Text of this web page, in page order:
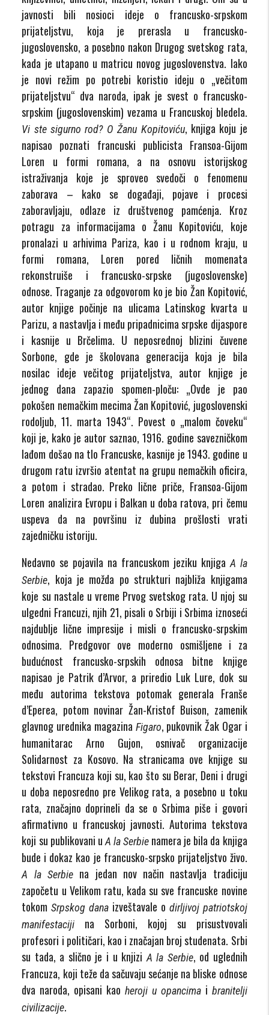
javnosti bili nosioci ideje o francusko-srpskom
prijateljstvu, koja je prerasla u francusko-
jugoslovensko, a posebno nakon Drugog svetskog rata,
kada je utapano u matricu novog jugoslovenstva. Iako
je novi režim po potrebi koristio ideju o „večitom
prijateljstvu“ dva naroda, ipak je svest o francusko-
srpskim (jugoslovenskim) vezama u Francuskoj bledela.
Vi ste sigurno rod? O Žanu Kopitoviću, knjiga koju je
napisao poznati francuski publicista Fransoa-Gijom
Loren u formi romana, a na osnovu istorijskog
istraživanja koje je sproveo svedoči o fenomenu
zaborava – kako se događaji, pojave i procesi
zaboravljaju, odlaze iz društvenog pamćenja. Kroz
potragu za informacijama o Žanu Kopitoviću, koje
pronalazi u arhivima Pariza, kao i u rodnom kraju, u
formi romana, Loren pored ličnih momenata
rekonstruiše i francusko-srpske (jugoslovenske)
odnose. Traganje za odgovorom ko je bio Žan Kopitović,
autor knjige počinje na ulicama Latinskog kvarta u
Parizu, a nastavlja i među pripadnicima srpske dijaspore
i kasnije u Brčelima. U neposrednoj blizini čuvene
Sorbone, gde je školovana generacija koja je bila
nosilac ideje večitog prijateljstva, autor knjige je
jednog dana zapazio spomen-ploču: „Ovde je pao
pokošen nemačkim mecima Žan Kopitović, jugoslovenski
rodoljub, 11. marta 1943“. Povest o „malom čoveku“
koji je, kako je autor saznao, 1916. godine savezničkom
lađom došao na tlo Francuske, kasnije je 1943. godine u
drugom ratu izvršio atentat na grupu nemačkih oficira,
a potom i stradao. Preko lične priče, Fransoa-Gijom
Loren analizira Evropu i Balkan u doba ratova, pri čemu
uspeva da na površinu iz dubina prošlosti vrati
zajedničku istoriju.
Nedavno se pojavila na francuskom jeziku knjiga A la
Serbie, koja je možda po strukturi najbliža knjigama
koje su nastale u vreme Prvog svetskog rata. U njoj su
ulgedni Francuzi, njih 21, pisali o Srbiji i Srbima iznoseći
najdublje lične impresije i misli o francusko-srpskim
odnosima. Predgovor ove moderno osmišljene i za
budućnost francusko-srpskih odnosa bitne knjige
napisao je Patrik d’Arvor, a priredio Luk Lure, dok su
među autorima tekstova potomak generala Franše
d’Eperea, potom novinar Žan-Kristof Buison, zamenik
glavnog urednika magazina Figaro, pukovnik Žak Ogar i
humanitarac Arno Gujon, osnivač organizacije
Solidarnost za Kosovo. Na stranicama ove knjige su
tekstovi Francuza koji su, kao što su Berar, Deni i drugi
u doba neposredno pre Velikog rata, a posebno u toku
rata, značajno doprineli da se o Srbima piše i govori
afirmativno u francuskoj javnosti. Autorima tekstova
koji su publikovani u A laSerbie namera je bila da knjiga
bude i dokaz kao je francusko-srpsko prijateljstvo živo.
A la Serbiena jedan nov način nastavlja tradiciju
započetu u Velikom ratu, kada su sve francuske novine
tokomSrpskog dana izveštavale o dirljivoj patriotskoj
manifestaciji
na Sorboni, kojoj su prisustvovali
profesori i političari, kao i značajan broj studenata. Srbi
su tada, a slično je i u knjizi A la Serbie, od uglednih
Francuza, koji teže da sačuvaju sećanje na bliske odnose
dva naroda, opisani kao heroji u opancimai branitelji
civilizacije.